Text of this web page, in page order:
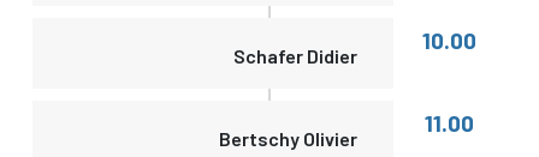
Schafer Didier
10.00
Bertschy Olivier
11.00